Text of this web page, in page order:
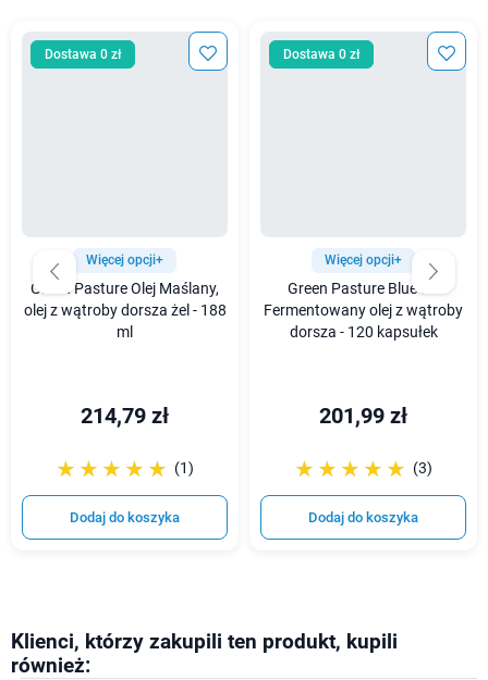
Dostawa 0 zł
Więcej opcji+
Green Pasture Olej Maślany,
olej z wątroby dorsza żel - 188
ml
214,79 zł
☆☆☆☆☆
★★★★★ (1)
Dodaj do koszyka
Dostawa 0 zł
Więcej opcji+
Green Pasture Blue Ice
Fermentowany olej z wątroby
dorsza - 120 kapsułek
201,99 zł
☆☆☆☆☆
★★★★★ (3)
Dodaj do koszyka
Klienci, którzy zakupili ten produkt, kupili
również: